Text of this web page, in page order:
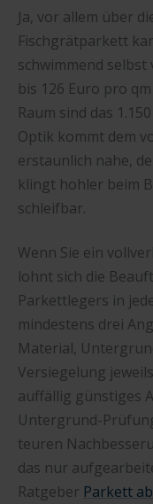
Ja, vor allem über
Fischgrätparkett
schwimmend
bis 126 Euro pro
Raum sind das
Optik kommt dem
erstaunlich nahe,
klingt hohler beim
schleifbar.
Wenn Sie ein
lohnt sich die
Parkettlegers in
mindestens drei
Material,
Versiegelung
auffällig günstiges
Untergrund-
teuren
das nur
Ratgeber Parkett